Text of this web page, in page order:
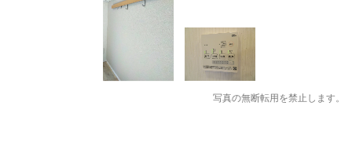
写真の無断転用を禁止します。